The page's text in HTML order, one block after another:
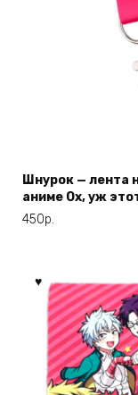
Шнурок — лента
аниме Ох, уж
450р.